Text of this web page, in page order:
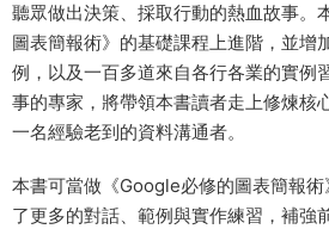
聽眾做出決策、採取行動的熱血故事。
圖表簡報術》的基礎課程上進階，並增
例，以及一百多道來自各行各業的實例
事的專家，將帶領本書讀者走上修煉核
一名經驗老到的資料溝通者。
本書可當做《Google必修的圖表簡報
了更多的對話、範例與實作練習，補強